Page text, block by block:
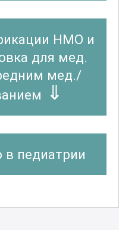
НМО и
для мед.
мед./
в педиатрии